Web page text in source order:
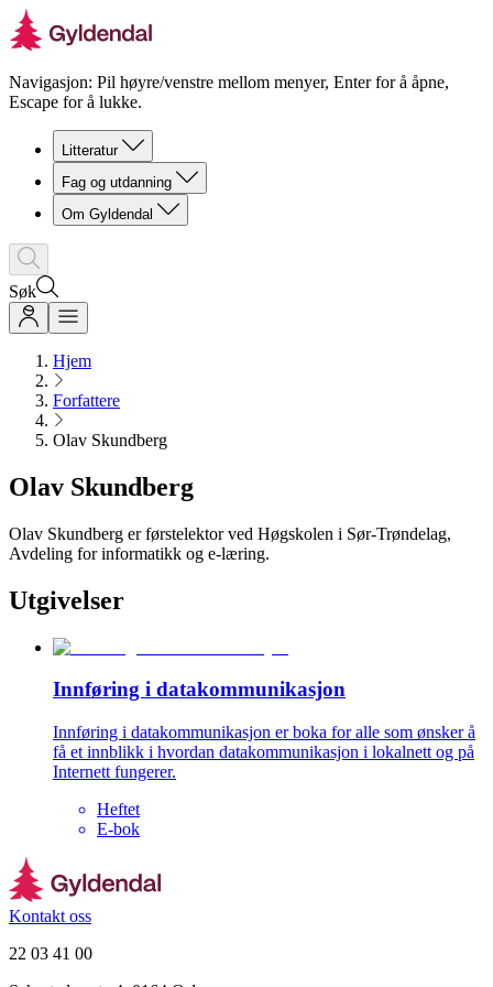
Navigasjon: Pil høyre/venstre mellom menyer, Enter for å åpne,
Escape for å lukke.
Litteratur
Fag og utdanning
Om Gyldendal
Søk
Hjem
Forfattere
Olav Skundberg
Olav Skundberg
Olav Skundberg er førstelektor ved Høgskolen i Sør-Trøndelag,
Avdeling for informatikk og e-læring.
Utgivelser
Innføring i datakommunikasjon
Innføring i datakommunikasjon er boka for alle som ønsker å
få et innblikk i hvordan datakommunikasjon i lokalnett og på
Internett fungerer.
Heftet
E-bok
Kontakt oss
22 03 41 00